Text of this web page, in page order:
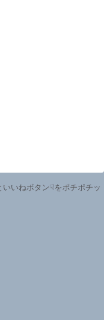
いねボタン☟をポチポチッ